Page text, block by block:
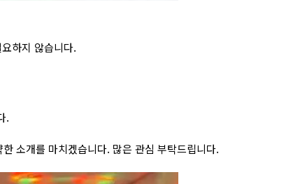
하지 않습니다.
.
소개를 마치겠습니다. 많은 관심 부탁드립니다.